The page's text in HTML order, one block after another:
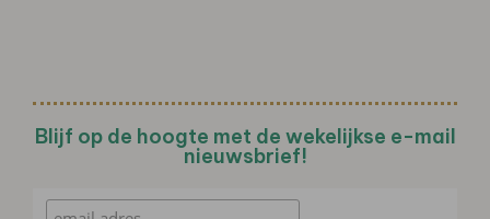
Blijf op de hoogte met de wekelijkse e-mail
nieuwsbrief!